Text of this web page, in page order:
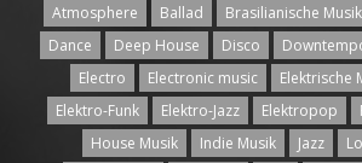
Atmosphere
Ballad Brasilianische Musik
Dance
Deep House Disco
Electro
Electronic music Elektrische
Elektro-Funk
Elektro-Jazz Elektropop
House Musik
Indie Musik Jazz